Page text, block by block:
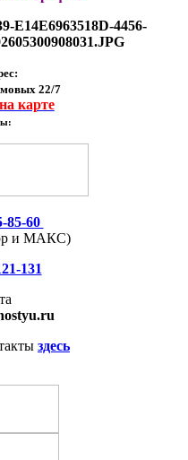
22/7
карте
85-60
и МАКС)
131
здесь